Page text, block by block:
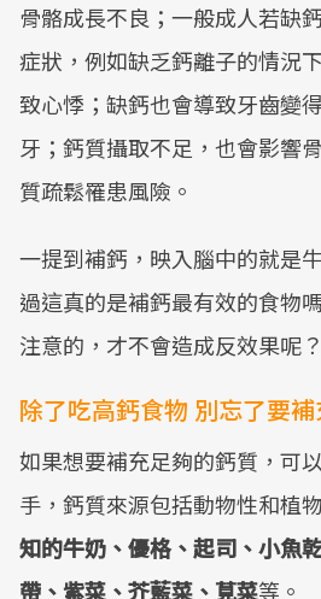
骨骼成長不良；一般成人若缺
症狀，例如缺乏鈣離子的情況
致心悸；缺鈣也會導致牙齒變
牙；鈣質攝取不足，也會影響
質疏鬆罹患風險。
一提到補鈣，映入腦中的就是
過這真的是補鈣最有效的食物
注意的，才不會造成反效果呢？
除了吃高鈣食物 別忘了要
如果想要補充足夠的鈣質，可
手，鈣質來源包括動物性和植
知的牛奶、優格、起司、小魚
帶、紫菜、芥藍菜、莧菜等。